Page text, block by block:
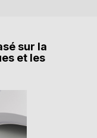
sur la
et les